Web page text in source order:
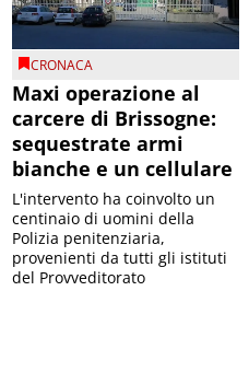
CRONACA
Maxi operazione al
carcere di Brissogne:
sequestrate armi
bianche e un cellulare
L'intervento ha coinvolto un
centinaio di uomini della
Polizia penitenziaria,
provenienti da tutti gli istituti
del Provveditorato